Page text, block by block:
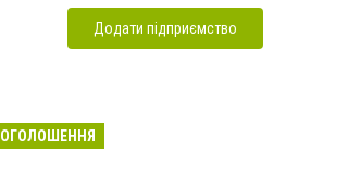
Додати підприємство
ОГОЛОШЕННЯ